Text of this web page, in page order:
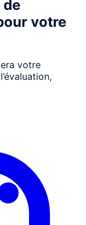
de
votre
votre